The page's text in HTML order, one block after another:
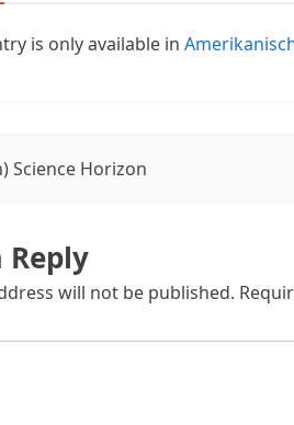
is only available in
Science Horizon
Reply
will not be published.